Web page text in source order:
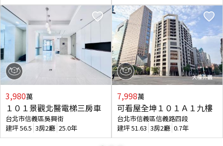
3,980萬
１０１景觀北醫電梯三房車
台北市信義區吳興街
建坪56.5 3房2廳 25.0年
7,998萬
可看屋全坤１０１Ａ１九樓
台北市信義區信義路四段
建坪51.63 3房2廳 0.7年